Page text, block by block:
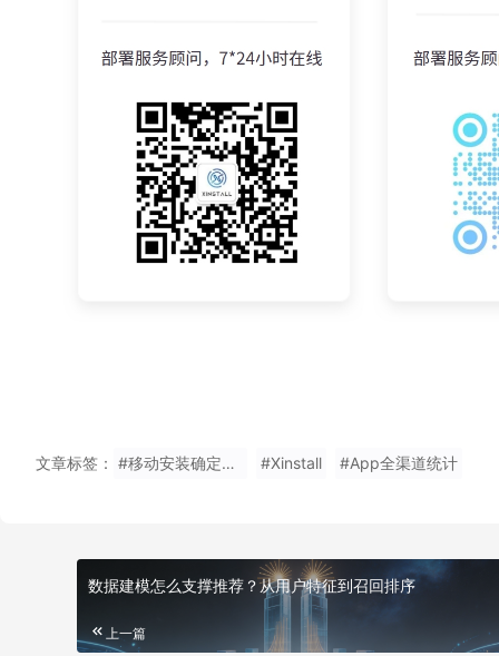
文章标签： #移动安装确定关系怎么样 #Xinstall #App全渠道统计
数据建模怎么支撑推荐？从用户特征到召回排序
上一篇